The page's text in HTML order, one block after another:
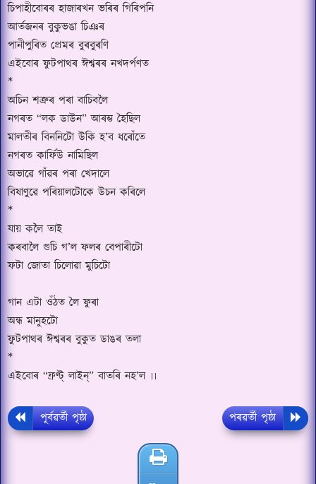
চিপাহীবোৰৰ হাজাৰখন ভৰিৰ গিৰিপনি
আৰ্তজনৰ বুকুভঙা চিঞৰ
পানীপুৰিত প্ৰেমৰ বুৰবুৰণি
এইবোৰ ফুটপাথৰ ঈশ্বৰৰ নখদৰ্পণত
*
অচিন শত্ৰুৰ পৰা বাচিবলৈ
নগৰত “লক ডাউন” আৰম্ভ হৈছিল
মালতীৰ বিননিটো উকি হ’ব ধৰোঁতে
নগৰত কাৰ্ফিউ নামিছিল
অভাৱে গাঁৱৰ পৰা খেদালে
বিষাণুৱে পৰিয়ালটোকে উচন কৰিলে
*
যায় কলৈ তাই
কৰবালৈ গুচি গ’ল ফলৰ বেপাৰীটো
ফটা জোতা চিলোৱা মুচিটো
গান এটা ওঁঠত লৈ ফুৰা
অন্ধ মানুহটো
ফুটপাথৰ ঈশ্বৰৰ বুকুত ডাঙৰ তলা
*
এইবোৰ “ফ্ৰণ্ট্ লাইন্” বাতৰি নহ’ল ৷৷
পূৰ্বৱৰ্তী পৃষ্ঠা পৰৱৰ্তী পৃষ্ঠা